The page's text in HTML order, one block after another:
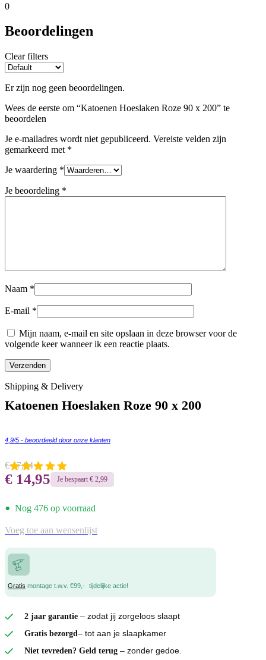
0
Beoordelingen
Clear filters
Er zijn nog geen beoordelingen.
Wees de eerste om “Katoenen Hoeslaken Roze 90 x 200” te
beoordelen
Je e-mailadres wordt niet gepubliceerd. Vereiste velden zijn
gemarkeerd met *
Je waardering *
Je beoordeling *
Naam *
E-mail *
Mijn naam, e-mail en site opslaan in deze browser voor de
volgende keer wanneer ik een reactie plaats.
Shipping & Delivery
Katoenen Hoeslaken Roze 90 x 200
4,9/5 - beoordeeld door onze klanten
€17,94
€ 14,95 Je bespaart € 2,99
• Nog 476 op voorraad
Voeg toe aan wensenlijst
Gratis montage t.w.v. €99,- tijdelijke actie!
2 jaar garantie– zodat jij zorgeloos slaapt
Gratis bezorgd– tot aan je slaapkamer
Niet tevreden? Geld terug– zonder gedoe.